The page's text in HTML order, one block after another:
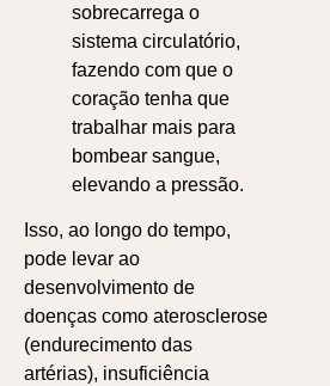
sobrecarrega o
sistema circulatório,
fazendo com que o
coração tenha que
trabalhar mais para
bombear sangue,
elevando a pressão.
Isso, ao longo do tempo,
pode levar ao
desenvolvimento de
doenças como aterosclerose
(endurecimento das
artérias), insuficiência